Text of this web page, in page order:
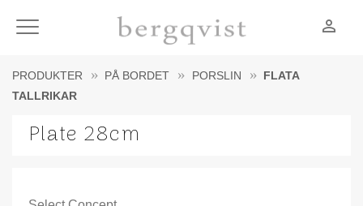
Meny person_outline
PRODUKTER PÅ BORDET PORSLIN
FLATA
TALLRIKAR
Plate 28cm